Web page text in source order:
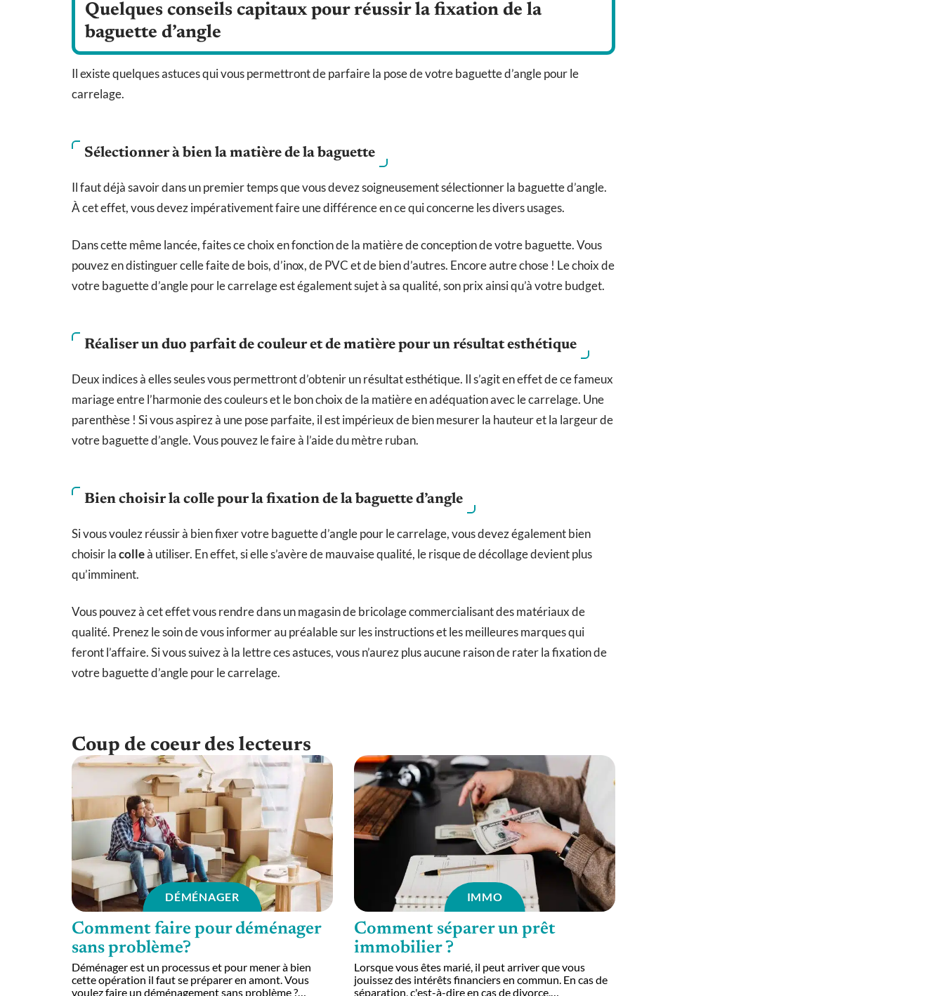
Quelques conseils capitaux pour réussir la fixation de la
baguette d’angle
Il existe quelques astuces qui vous permettront de parfaire la pose de votre baguette d’angle pour le
carrelage.
Sélectionner à bien la matière de la baguette
Il faut déjà savoir dans un premier temps que vous devez soigneusement sélectionner la baguette d’angle.
À cet effet, vous devez impérativement faire une différence en ce qui concerne les divers usages.
Dans cette même lancée, faites ce choix en fonction de la matière de conception de votre baguette. Vous
pouvez en distinguer celle faite de bois, d’inox, de PVC et de bien d’autres. Encore autre chose ! Le choix de
votre baguette d’angle pour le carrelage est également sujet à sa qualité, son prix ainsi qu’à votre budget.
Réaliser un duo parfait de couleur et de matière pour un résultat esthétique
Deux indices à elles seules vous permettront d’obtenir un résultat esthétique. Il s’agit en effet de ce fameux
mariage entre l’harmonie des couleurs et le bon choix de la matière en adéquation avec le carrelage. Une
parenthèse ! Si vous aspirez à une pose parfaite, il est impérieux de bien mesurer la hauteur et la largeur de
votre baguette d’angle. Vous pouvez le faire à l’aide du mètre ruban.
Bien choisir la colle pour la fixation de la baguette d’angle
Si vous voulez réussir à bien fixer votre baguette d’angle pour le carrelage, vous devez également bien
choisir lacolleà utiliser. En effet, si elle s’avère de mauvaise qualité, le risque de décollage devient plus
qu’imminent.
Vous pouvez à cet effet vous rendre dans un magasin de bricolage commercialisant des matériaux de
qualité. Prenez le soin de vous informer au préalable sur les instructions et les meilleures marques qui
feront l’affaire. Si vous suivez à la lettre ces astuces, vous n’aurez plus aucune raison de rater la fixation de
votre baguette d’angle pour le carrelage.
Coup de coeur des lecteurs
DÉMÉNAGER
Comment faire pour déménager
sans problème?
Déménager est un processus et pour mener à bien
cette opération il faut se préparer en amont. Vous
voulez faire un déménagement sans problème ?…
IMMO
Comment séparer un prêt
immobilier ?
Lorsque vous êtes marié, il peut arriver que vous
jouissez des intérêts financiers en commun. En cas de
séparation, c'est-à-dire en cas de divorce,…